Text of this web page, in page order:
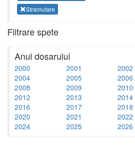
Stramutare
Filtrare spete
Anul dosarului
2000 2001 2002
2004
2005 2006
2008
2009 2010
2012
2013 2014
2016
2017 2018
2020
2021 2022
2024
2025 2026